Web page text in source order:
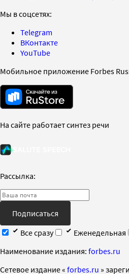
Мы в соцсетях:
Telegram
ВКонтакте
YouTube
Мобильное приложение Forbes
На сайте работает синтез речи
Рассылка:
Подписаться
Все сразу
Еженедельная
Наименование издания: forbes.ru
Cетевое издание « forbes.ru »